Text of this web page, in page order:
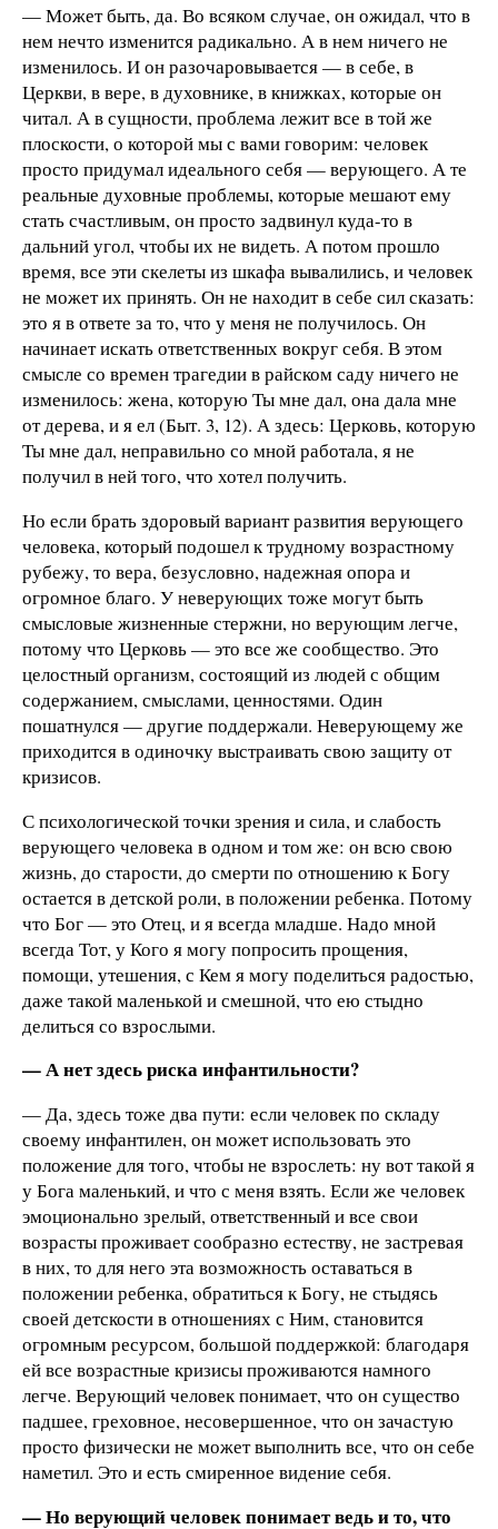
— Может быть, да. Во всяком случае, он ожидал, что в
нем нечто изменится радикально. А в нем ничего не
изменилось. И он разочаровывается — в себе, в
Церкви, в вере, в духовнике, в книжках, которые он
читал. А в сущности, проблема лежит все в той же
плоскости, о которой мы с вами говорим: человек
просто придумал идеального себя — верующего. А те
реальные духовные проблемы, которые мешают ему
стать счастливым, он просто задвинул куда-то в
дальний угол, чтобы их не видеть. А потом прошло
время, все эти скелеты из шкафа вывалились, и человек
не может их принять. Он не находит в себе сил сказать:
это я в ответе за то, что у меня не получилось. Он
начинает искать ответственных вокруг себя. В этом
смысле со времен трагедии в райском саду ничего не
изменилось: жена, которую Ты мне дал, она дала мне
от дерева, и я ел (Быт. 3, 12). А здесь: Церковь, которую
Ты мне дал, неправильно со мной работала, я не
получил в ней того, что хотел получить.
Но если брать здоровый вариант развития верующего
человека, который подошел к трудному возрастному
рубежу, то вера, безусловно, надежная опора и
огромное благо. У неверующих тоже могут быть
смысловые жизненные стержни, но верующим легче,
потому что Церковь — это все же сообщество. Это
целостный организм, состоящий из людей с общим
содержанием, смыслами, ценностями. Один
пошатнулся — другие поддержали. Неверующему же
приходится в одиночку выстраивать свою защиту от
кризисов.
С психологической точки зрения и сила, и слабость
верующего человека в одном и том же: он всю свою
жизнь, до старости, до смерти по отношению к Богу
остается в детской роли, в положении ребенка. Потому
что Бог — это Отец, и я всегда младше. Надо мной
всегда Тот, у Кого я могу попросить прощения,
помощи, утешения, с Кем я могу поделиться радостью,
даже такой маленькой и смешной, что ею стыдно
делиться со взрослыми.
— А нет здесь риска инфантильности?
— Да, здесь тоже два пути: если человек по складу
своему инфантилен, он может использовать это
положение для того, чтобы не взрослеть: ну вот такой я
у Бога маленький, и что с меня взять. Если же человек
эмоционально зрелый, ответственный и все свои
возрасты проживает сообразно естеству, не застревая
в них, то для него эта возможность оставаться в
положении ребенка, обратиться к Богу, не стыдясь
своей детскости в отношениях с Ним, становится
огромным ресурсом, большой поддержкой: благодаря
ей все возрастные кризисы проживаются намного
легче. Верующий человек понимает, что он существо
падшее, греховное, несовершенное, что он зачастую
просто физически не может выполнить все, что он себе
наметил. Это и есть смиренное видение себя.
— Но верующий человек понимает ведь и то, что